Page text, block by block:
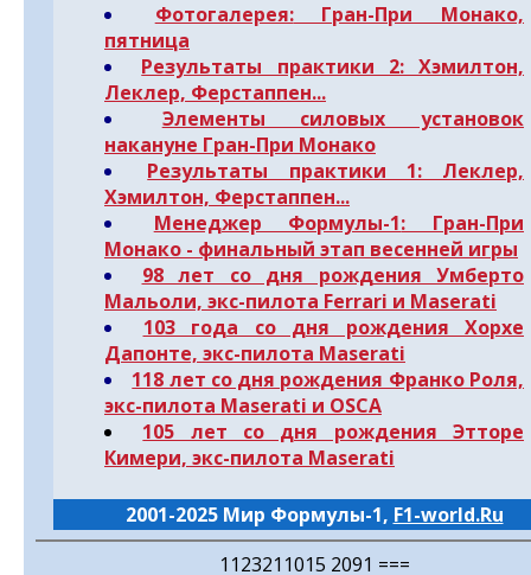
Фотогалерея:Гран-При Монако,
пятница
Результаты практики 2: Хэмилтон,
Леклер, Ферстаппен...
Элементы силовых установок
накануне Гран-При Монако
Результаты практики 1: Леклер,
Хэмилтон, Ферстаппен...
Менеджер Формулы-1: Гран-При
Монако - финальный этап весенней игры
98 лет со дня рождения Умберто
Мальоли, экс-пилота Ferrari и Maserati
103 года со дня рождения Хорхе
Дапонте, экс-пилота Maserati
118 лет со дня рождения Франко Роля,
экс-пилота Maserati и OSCA
105 лет со дня рождения Этторе
Кимери, экс-пилота Maserati
2001-2025 Мир Формулы-1, F1-world.Ru
1123211015 2091 ===